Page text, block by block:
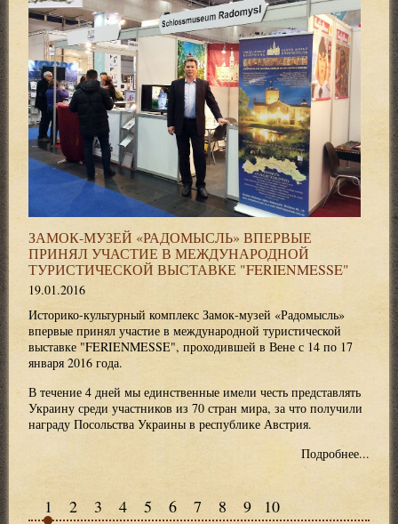
ЗАМОК-МУЗЕЙ «РАДОМЫСЛЬ» ВПЕРВЫЕ
ПРИНЯЛ УЧАСТИЕ В МЕЖДУНАРОДНОЙ
ТУРИСТИЧЕСКОЙ ВЫСТАВКЕ "FERIENMESSE"
19.01.2016
Историко-культурный комплекс Замок-музей «Радомысль»
впервые принял участие в международной туристической
выставке "FERIENMESSE", проходившей в Вене с 14 по 17
января 2016 года.
В течение 4 дней мы единственные имели честь представлять
Украину среди участников из 70 стран мира, за что получили
награду Посольства Украины в республике Австрия.
Подробнее...
1 2 3 4 5 6 7 8 9 10